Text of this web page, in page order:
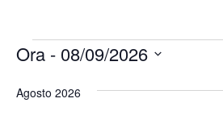
Ora - 08/09/2026
la
Agosto 2026